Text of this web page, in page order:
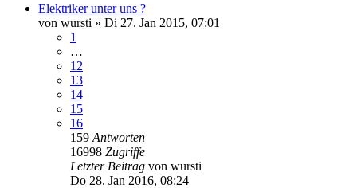
Elektriker unter uns ?
von wursti » Di 27. Jan 2015, 07:01
1
…
12
13
14
15
16
159 Antworten
16998 Zugriffe
Letzter Beitrag von wursti
Do 28. Jan 2016, 08:24